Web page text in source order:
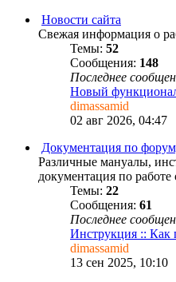
Новости сайта
Свежая информация о
Темы: 52
Сообщения: 148
Последнее
Новый
dimassamid
02 авг 2026, 04:47
Документация по
Различные мануалы,
документация по работе
Темы: 22
Сообщения: 61
Последнее
Инструкция :: Как
dimassamid
13 сен 2025, 10:10